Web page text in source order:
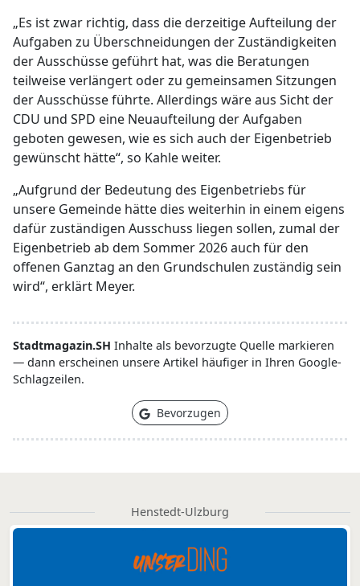
„Es ist zwar richtig, dass die derzeitige Aufteilung der
Aufgaben zu Überschneidungen der Zuständigkeiten
der Ausschüsse geführt hat, was die Beratungen
teilweise verlängert oder zu gemeinsamen Sitzungen
der Ausschüsse führte. Allerdings wäre aus Sicht der
CDU und SPD eine Neuaufteilung der Aufgaben
geboten gewesen, wie es sich auch der Eigenbetrieb
gewünscht hätte“, so Kahle weiter.
„Aufgrund der Bedeutung des Eigenbetriebs für
unsere Gemeinde hätte dies weiterhin in einem eigens
dafür zuständigen Ausschuss liegen sollen, zumal der
Eigenbetrieb ab dem Sommer 2026 auch für den
offenen Ganztag an den Grundschulen zuständig sein
wird“, erklärt Meyer.
Stadtmagazin.SH Inhalte als bevorzugte Quelle markieren
— dann erscheinen unsere Artikel häufiger in Ihren Google-
Schlagzeilen.
Bevorzugen
Henstedt-Ulzburg